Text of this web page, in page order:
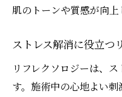
肌のトーンや質感が向上
ストレス解消に役立つ
リフレクソロジーは、
す。施術中の心地よい